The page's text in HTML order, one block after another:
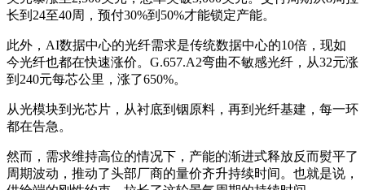
长到24至40周，预付30%到50%才能锁定产能。
此外，AI数据中心的光纤需求是传统数据中心的10倍，现如
今光纤也都在快速涨价。G.657.A2弯曲不敏感光纤，从32元涨
到240元每芯公里，涨了650%。
从光模块到光芯片，从衬底到铟原料，再到光纤基建，每一环
都在告急。
然而，需求维持高位的情况下，产能的渐进式释放反而熨平了
周期波动，推动了头部厂商的量价齐升持续时间。也就是说，